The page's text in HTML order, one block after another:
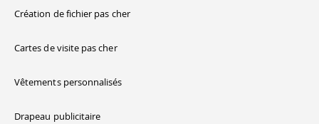
Création de fichier pas cher
Cartes de visite pas cher
Vêtements personnalisés
Drapeau publicitaire